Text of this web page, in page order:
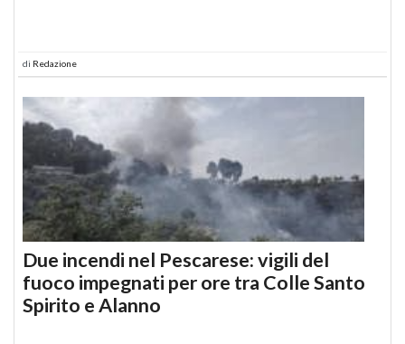
di Redazione
Due incendi nel Pescarese: vigili del
fuoco impegnati per ore tra Colle Santo
Spirito e Alanno